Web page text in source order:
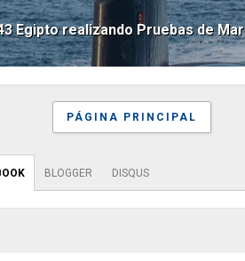
Egipto realizando Pruebas de Mar
PÁGINA PRINCIPAL
BLOGGER DISQUS